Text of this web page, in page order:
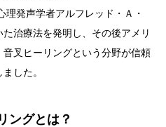
発声学者アルフレッド・Ａ・
治療法を発明し、その後アメリ
叉ヒーリングという分野が信頼
した。
ングとは？